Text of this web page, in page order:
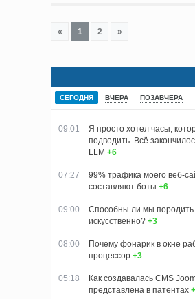
« 1 2 »
СЕГОДНЯ ВЧЕРА ПОЗАВЧЕРА
09:01
Я просто хотел часы,
подводить. Всё
LLM +6
07:27
99% трафика моего
составляют боты +6
09:00
Способны ли мы породить
искусственно? +3
08:00
Почему фонарик в окне
процессор +3
05:18
Как создавалась CMS
представлена в патентах